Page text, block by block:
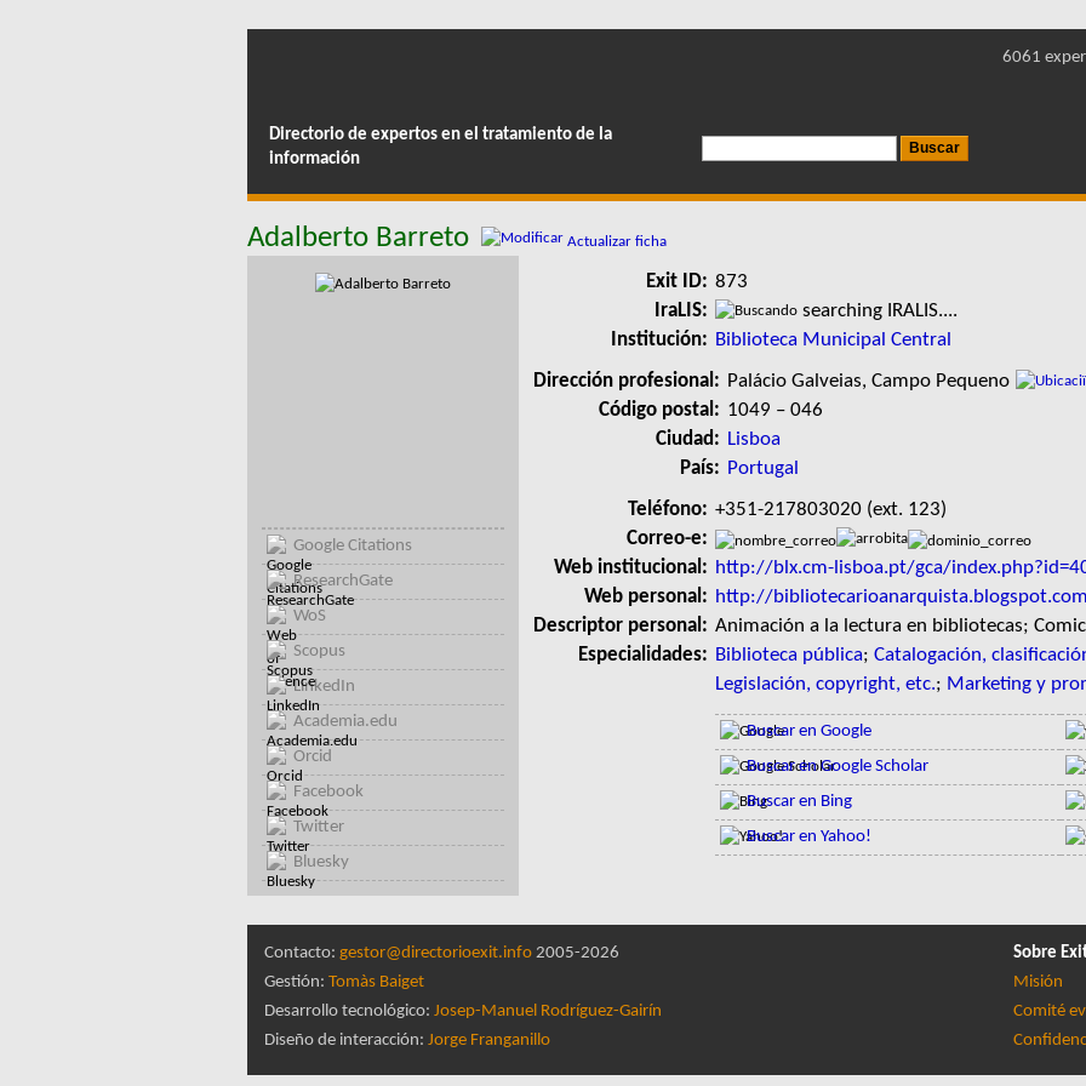
Directorio de expertos en el tratamiento de la
información
6061
Adalberto Barreto Actualizar ficha
Google Citations
ResearchGate
WoS
Scopus
LinkedIn
Academia.edu
Orcid
Facebook
Twitter
Bluesky
Exit ID: 873
IraLIS:
searching IRALIS....
Institución: Biblioteca Municipal Central
Dirección profesional: Palácio Galveias, Campo Pequeno
Código postal: 1049 – 046
Ciudad: Lisboa
País: Portugal
Teléfono: +351-217803020 (ext. 123)
Correo-e:
Web institucional: http://blx.cm-lisboa.pt/gca/
Web personal: http://bibliotecarioanarquista.blogspot.com
Descriptor personal: Animación a la lectura en bibliotecas;
Especialidades: Biblioteca pública; Catalogación,
Legislación, copyright, etc.; Marketing y
Buscar en Google
Buscar en Google Scholar
Buscar en Bing
Buscar en Yahoo!
Contacto: gestor@directorioexit.info 2005-2026
Gestión: Tomàs Baiget
Desarrollo tecnológico: Josep-Manuel Rodríguez-Gairín
Diseño de interacción: Jorge Franganillo
Sobre
Misión
Comité